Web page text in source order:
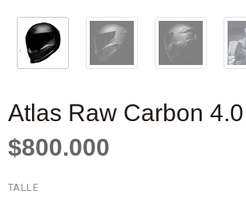
Atlas Raw Carbon 4.0
$800.000
TALLE